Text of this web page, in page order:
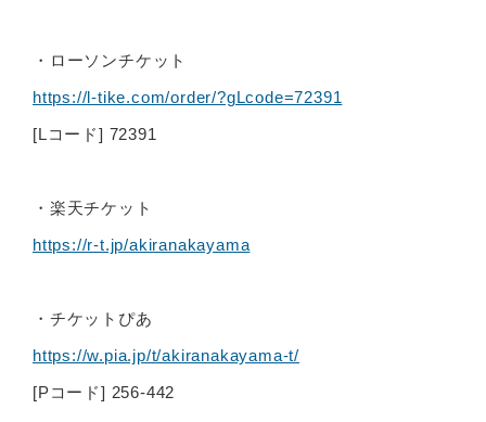
・ローソンチケット
https://l-tike.com/order/?gLcode=72391
[Lコード] 72391
・楽天チケット
https://r-t.jp/akiranakayama
・チケットぴあ
https://w.pia.jp/t/akiranakayama-t/
[Pコード] 256-442